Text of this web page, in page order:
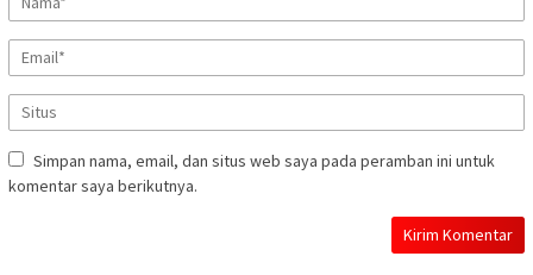
Simpan nama, email, dan situs web saya pada peramban ini untuk
komentar saya berikutnya.